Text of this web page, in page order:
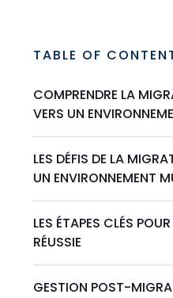
TABLE OF
COMPRENDRE LA
VERS UN
LES DÉFIS DE LA
UN ENVIRONNEMENT
LES ÉTAPES CLÉS
RÉUSSIE
GESTION POST-